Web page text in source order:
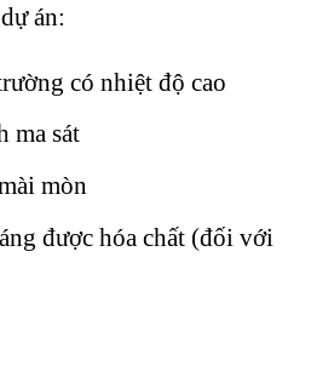
án:
có nhiệt độ cao
ma sát
mòn
được hóa chất (đối với